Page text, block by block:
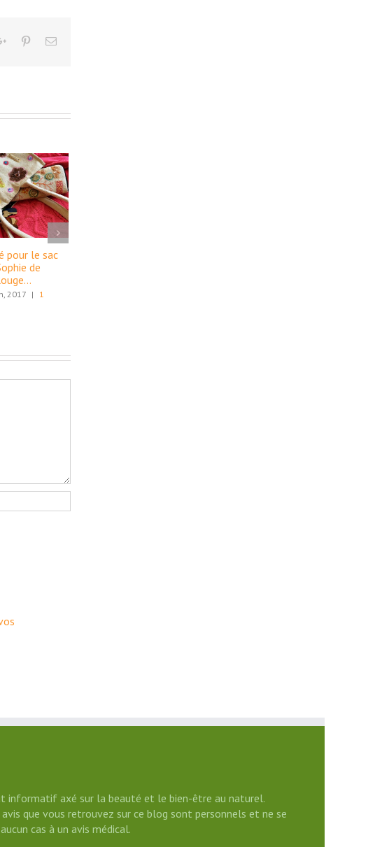
Google+PinterestEmail
pour le sac
de
2017 |
1
informatif axé sur la beauté et le bien-être au naturel.
que vous retrouvez sur ce blog sont personnels et ne se
cas à un avis médical.